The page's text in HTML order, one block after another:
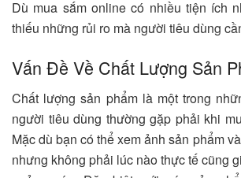
Dù mua sắm online có nhiều tiện ích
thiếu những rủi ro mà người tiêu dùng
Vấn Đề Về Chất Lượng Sản
Chất lượng sản phẩm là một trong
người tiêu dùng thường gặp phải khi
Mặc dù bạn có thể xem ảnh sản phẩm
nhưng không phải lúc nào thực tế cũng